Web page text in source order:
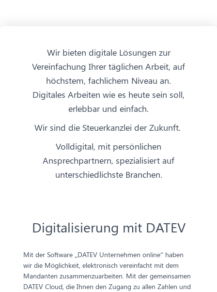
Wir bieten digitale Lösungen zur
Vereinfachung Ihrer täglichen Arbeit, auf
höchstem, fachlichem Niveau an.
Digitales Arbeiten wie es heute sein soll,
erlebbar und einfach.
Wir sind die Steuerkanzlei der Zukunft.
Volldigital, mit persönlichen
Ansprechpartnern, spezialisiert auf
unterschiedlichste Branchen.
Digitalisierung mit DATEV
Mit der Software „DATEV Unternehmen online“ haben
wir die Möglichkeit, elektronisch vereinfacht mit dem
Mandanten zusammenzuarbeiten. Mit der gemeinsamen
DATEV Cloud, die Ihnen den Zugang zu allen Zahlen und